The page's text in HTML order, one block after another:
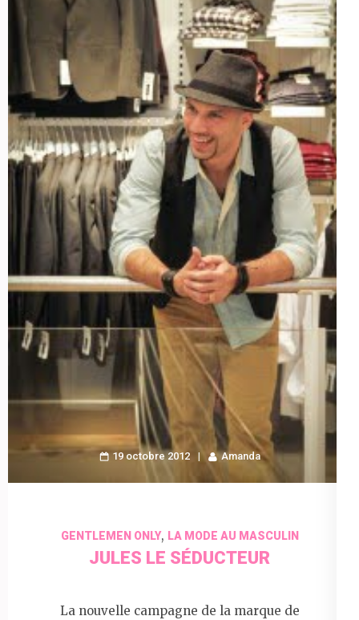
19 octobre 2012 Amanda
GENTLEMEN ONLY, LA MODE AU MASCULIN
JULES LE SÉDUCTEUR
La nouvelle campagne de la marque de